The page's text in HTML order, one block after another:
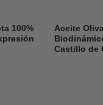
100%
Aceite
Castillo de